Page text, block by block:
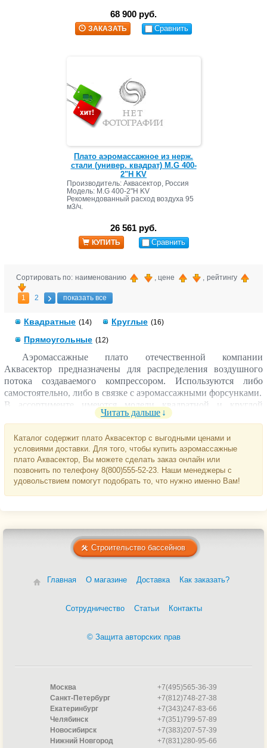
68 900 руб.
ЗАКАЗАТЬ Сравнить
Плато аэромассажное из нерж.
стали (универ. квадрат) M.G 400-
2"Н KV
Производитель: Аквасектор, Россия
Модель: M.G 400-2"Н KV
Рекомендованный расход воздуха 95
м3/ч.
26 561 руб.
КУПИТЬ Сравнить
Сортировать по: наименованию , цене , рейтингу
1 2 показать все
Квадратные (14) Круглые (16)
Прямоугольные (12)
Аэромассажные плато отечественной компании
Аквасектор предназначены для распределения воздушного
потока создаваемого компрессором. Используются либо
самостоятельно, либо в связке с аэромассажными форсунками.
В ассортименте имеются модели квадратной и круглой
формы, отличающиеся площадью поверхности и,
Имеются в варианте под плитку/мозайку, а также
универсальные. Так же существуют нестандартные модели
прямоугольной формы, подходящие под любой тип отделки.
Все плато изготовлены из нержавеющей стали марки AISI
304.
Читать дальше
Каталог содержит плато Аквасектор с выгодными ценами и
условиями доставки. Для того, чтобы купить аэромассажные
плато Аквасектор, Вы можете сделать заказ онлайн или
позвонить по телефону 8(800)555-52-23. Наши менеджеры с
удовольствием помогут подобрать то, что нужно именно Вам!
Строительство бассейнов
Главная О магазине Доставка Как заказать?
Сотрудничество Статьи Контакты
© Защита авторских прав
Москва
+7(495)565-36-39
Санкт-Петербург
+7(812)748-27-38
Екатеринбург
+7(343)247-83-66
Челябинск
+7(351)799-57-89
Новосибирск
+7(383)207-57-39
Нижний Новгород
+7(831)280-95-66